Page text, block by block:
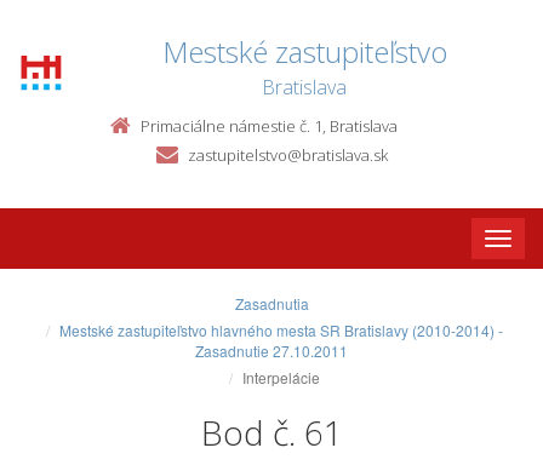
Mestské zastupiteľstvo
Bratislava
Primaciálne námestie č. 1, Bratislava
zastupitelstvo@bratislava.sk
Toggle
Zasadnutia
Mestské zastupiteľstvo hlavného mesta SR Bratislavy (2010-2014) -
Zasadnutie 27.10.2011
Interpelácie
Bod č. 61